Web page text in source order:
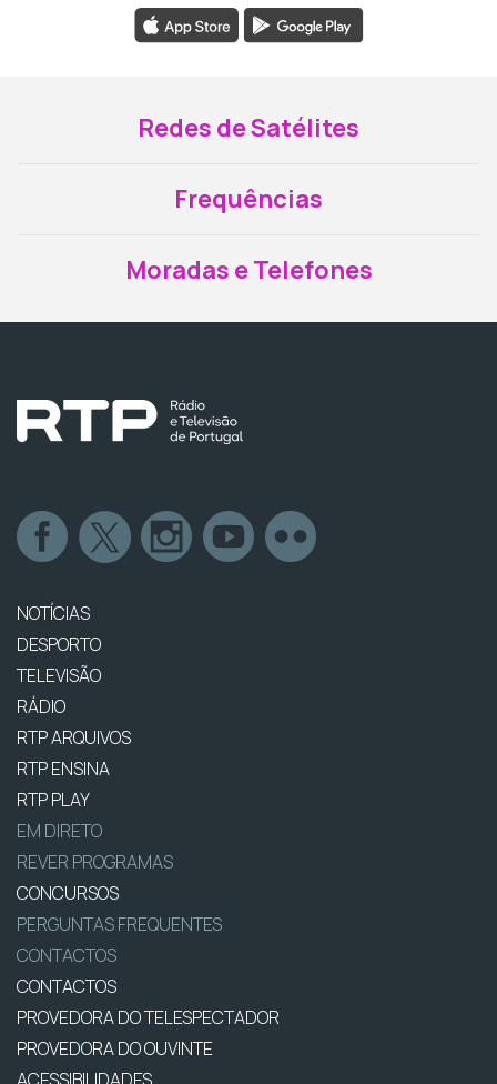
Redes de Satélites
Frequências
Moradas e Telefones
NOTÍCIAS
DESPORTO
TELEVISÃO
RÁDIO
RTP ARQUIVOS
RTP ENSINA
RTP PLAY
EM DIRETO
REVER PROGRAMAS
CONCURSOS
PERGUNTAS FREQUENTES
CONTACTOS
CONTACTOS
PROVEDORA DO TELESPECTADOR
PROVEDORA DO OUVINTE